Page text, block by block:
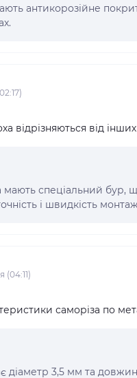
антикорозійне
відрізняються від
мають спеціальний бур,
і швидкість
(04:11)
саморіза по
діаметр 3,5 мм та